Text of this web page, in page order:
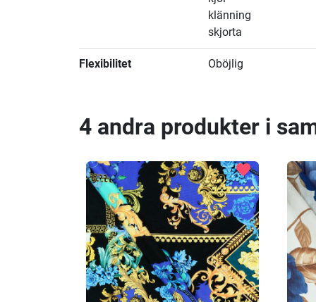
klänning
skjorta
Flexibilitet Oböjlig
4 andra produkter i
favorite